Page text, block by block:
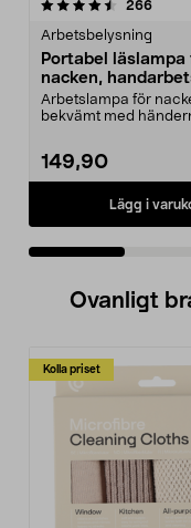
266
Arbetsbelysning
Portabel läslampa
nacken,
Arbetslampa för
bekvämt med
149,90
Lägg i
5.0 av 5
Ovanligt
Kolla priset